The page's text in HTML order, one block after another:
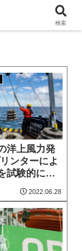
洋上風力発
ンターによ
試験的に設
2022.06.28
検索